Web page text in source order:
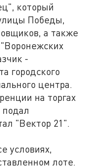
который
Победы,
а также
-
городского
центра.
на торгах
"Вектор 21".
условиях,
лоте.